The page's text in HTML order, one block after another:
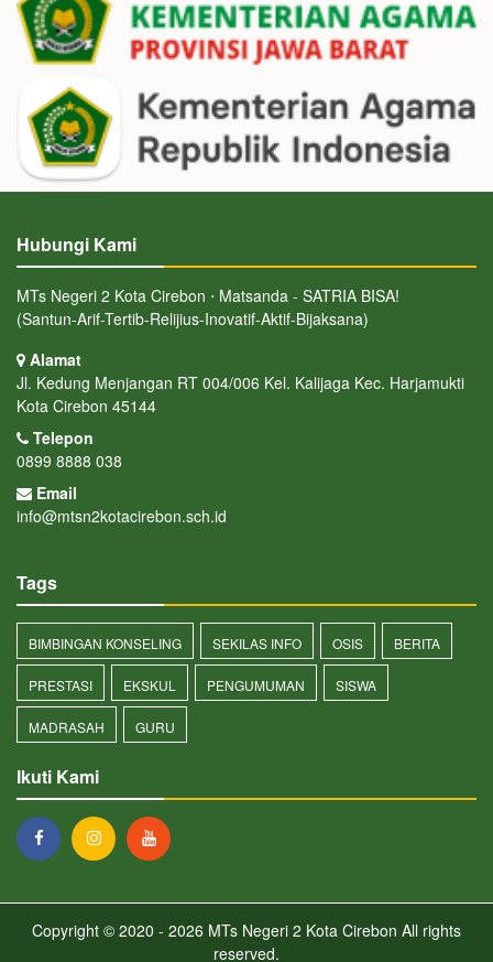
Hubungi Kami
MTs Negeri 2 Kota Cirebon ⋅ Matsanda - SATRIA BISA!
(Santun-Arif-Tertib-Relijius-Inovatif-Aktif-Bijaksana)
Alamat
Jl. Kedung Menjangan RT 004/006 Kel. Kalijaga Kec. Harjamukti
Kota Cirebon 45144
Telepon
0899 8888 038
Email
info@mtsn2kotacirebon.sch.id
Tags
BIMBINGAN KONSELING SEKILAS INFO OSIS BERITA
PRESTASI EKSKUL PENGUMUMAN SISWA
MADRASAH GURU
Ikuti Kami
Copyright © 2020 - 2026 MTs Negeri 2 Kota Cirebon All rights
reserved.